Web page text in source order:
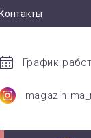
Контакты
График